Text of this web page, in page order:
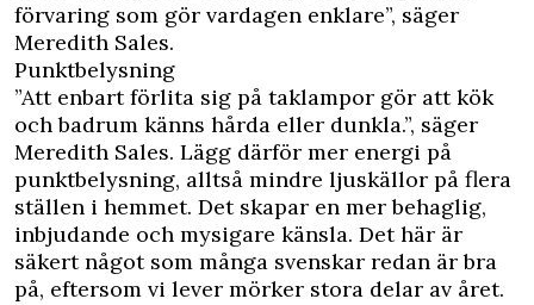
förvaring som gör vardagen enklare”, säger
Meredith Sales.
Punktbelysning
”Att enbart förlita sig på taklampor gör att kök
och badrum känns hårda eller dunkla.”, säger
Meredith Sales. Lägg därför mer energi på
punktbelysning, alltså mindre ljuskällor på flera
ställen i hemmet. Det skapar en mer behaglig,
inbjudande och mysigare känsla. Det här är
säkert något som många svenskar redan är bra
på, eftersom vi lever mörker stora delar av året.